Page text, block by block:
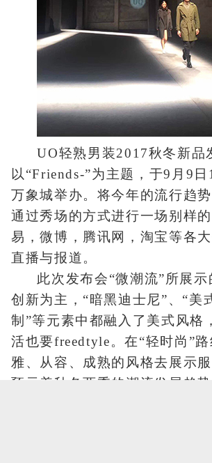
UO轻熟男装2017秋冬新品
以“Friends-”为主题，于9月9日
万象城举办。将今年的流行趋势
通过秀场的方式进行一场别样
易，微博，腾讯网，淘宝等各
直播与报道。
此次发布会“微潮流”所展示
创新为主，“暗黑迪士尼”、“美
制”等元素中都融入了美式风格
活也要freedtyle。在“轻时尚”
雅、从容、成熟的风格去展示
预示着秋冬两季的潮流发展趋